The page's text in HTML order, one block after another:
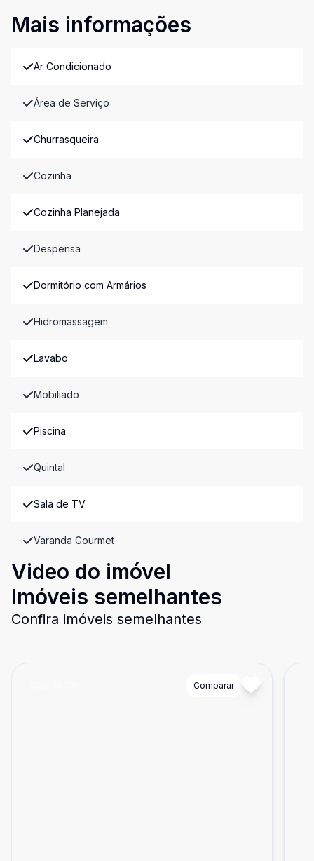
Mais informações
Ar Condicionado
Área de Serviço
Churrasqueira
Cozinha
Cozinha Planejada
Despensa
Dormitório com Armários
Hidromassagem
Lavabo
Mobiliado
Piscina
Quintal
Sala de TV
Varanda Gourmet
Video do imóvel
Imóveis semelhantes
Confira imóveis semelhantes
Comparar